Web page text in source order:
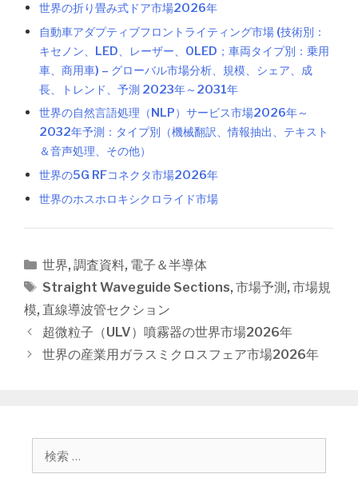
世界の折り畳み式ドア市場2026年
自動車アダプティブフロントライティング市場 (技術別：
キセノン、LED、レーザー、OLED；車両タイプ別：乗用
車、商用車) – グローバル市場分析、規模、シェア、成
長、トレンド、予測 2023年～2031年
世界の自然言語処理（NLP）サービス市場2026年～
2032年予測：タイプ別（機械翻訳、情報抽出、テキスト
＆音声処理、その他）
世界の5G RFコネクタ市場2026年
世界のホスホロキシクロライド市場
カ
テ
ゴ
ー
世界, 調査資料, 電子＆半導体
タ
グ
Straight Waveguide Sections, 市場予測 , 市場規
模, 直線導波管セクション
投
稿
超微粒子（ULV）噴霧器の世界市場2026年
世界の産業用ガラスミクロスフェア市場2026年